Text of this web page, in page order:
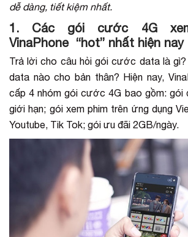
dễ dàng, tiết kiệm nhất.
1. Các gói cước 4G
VinaPhone “hot” nhất hiện nay
Trả lời cho câu hỏi gói cước data là
data nào cho bản thân? Hiện nay,
cấp 4 nhóm gói cước 4G bao gồm: gói
giới hạn; gói xem phim trên ứng dụng
Youtube, Tik Tok; gói ưu đãi 2GB/ngày.